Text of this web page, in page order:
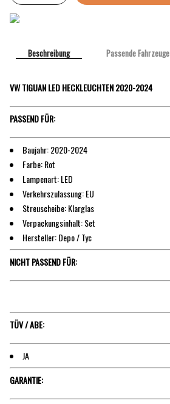
Beschreibung Passende Fahrzeuge
VW TIGUAN LED HECKLEUCHTEN 2020-2024
PASSEND FÜR:
Baujahr: 2020-2024
Farbe: Rot
Lampenart: LED
Verkehrszulassung: EU
Streuscheibe: Klarglas
Verpackungsinhalt: Set
Hersteller: Depo / Tyc
NICHT PASSEND FÜR:
TÜV / ABE:
JA
GARANTIE: